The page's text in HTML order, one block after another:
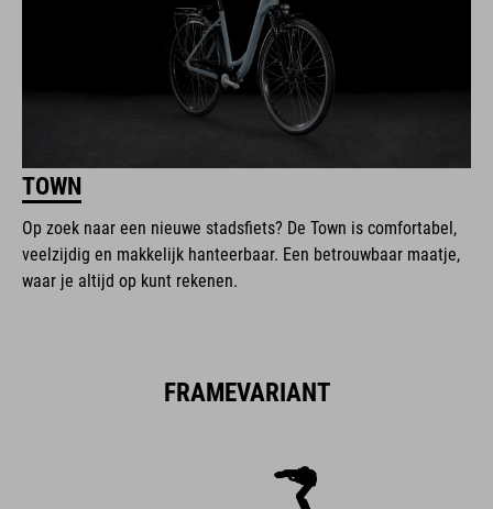
TOWN
Op zoek naar een nieuwe stadsfiets? De Town is comfortabel,
veelzijdig en makkelijk hanteerbaar. Een betrouwbaar maatje,
waar je altijd op kunt rekenen.
FRAMEVARIANT